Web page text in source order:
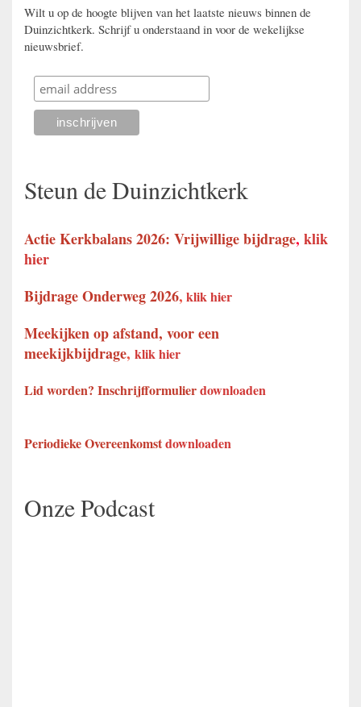
Wilt u op de hoogte blijven van het laatste nieuws binnen de
Duinzichtkerk. Schrijf u onderstaand in voor de wekelijkse
nieuwsbrief.
Steun de Duinzichtkerk
Actie Kerkbalans 2026: Vrijwillige bijdrage, klik
hier
Bijdrage Onderweg 2026, klik hier
Meekijken op afstand, voor een
meekijkbijdrage, klik hier
Lid worden? Inschrijfformulierdownloaden
Periodieke Overeenkomstdownloaden
Onze Podcast